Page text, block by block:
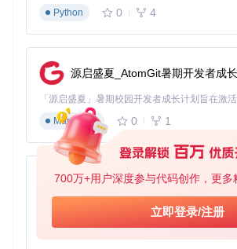
700万+用户深度参与代码创作，更多
立即登录/注册
conf/：版本化配置文件，区分v1和v1.5
A微调策略
scripts/：训练与推理脚本，提供命令
examples/
：包含示例音频
rain_data_example.jsonl
新手友好资源检查 ：
# 验证关键目录是否存在
ls
高级选项：
# 查看最新提交记录，确保获取最新代码
Python
0 4
源启盛夏_AtomGit暑期开发者成
Markdown
0 1
py-xiaozhi
Python
0 1